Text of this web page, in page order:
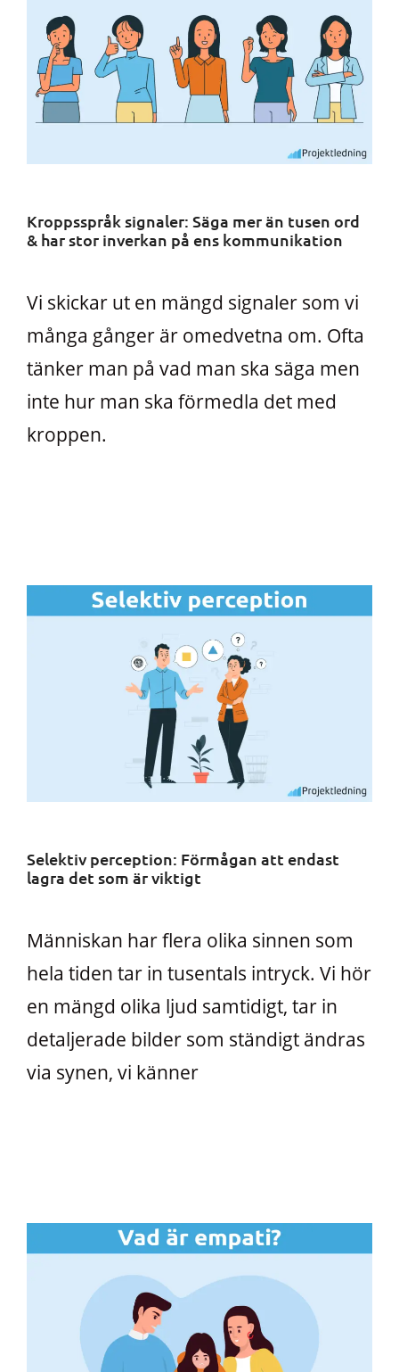
Kroppsspråk signaler: Säga mer än tusen ord
& har stor inverkan på ens kommunikation
Vi skickar ut en mängd signaler som vi
många gånger är omedvetna om. Ofta
tänker man på vad man ska säga men
inte hur man ska förmedla det med
kroppen.
Selektiv perception: Förmågan att endast
lagra det som är viktigt
Människan har flera olika sinnen som
hela tiden tar in tusentals intryck. Vi hör
en mängd olika ljud samtidigt, tar in
detaljerade bilder som ständigt ändras
via synen, vi känner